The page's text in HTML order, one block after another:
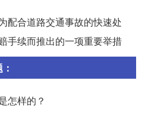
配合道路交通事故的快速处
手续而推出的一项重要举措
怎样的？